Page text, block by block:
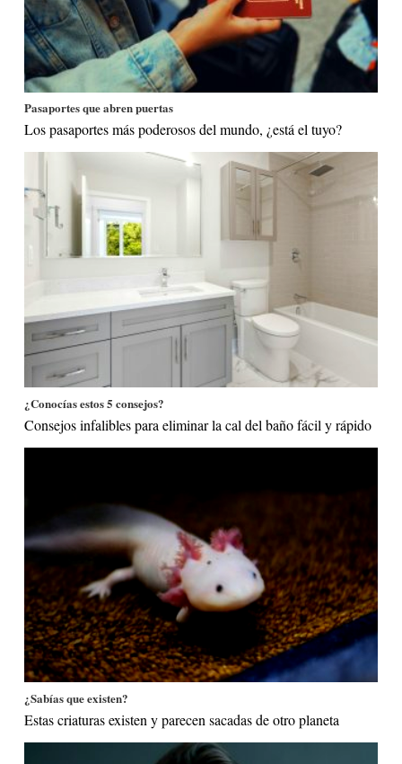
Pasaportes que abren puertas
Los pasaportes más poderosos del mundo, ¿está el tuyo?
¿Conocías estos 5 consejos?
Consejos infalibles para eliminar la cal del baño fácil y rápido
¿Sabías que existen?
Estas criaturas existen y parecen sacadas de otro planeta